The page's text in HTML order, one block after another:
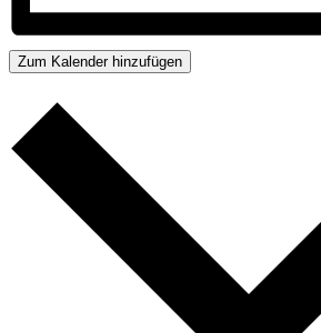
Zum Kalender hinzufügen